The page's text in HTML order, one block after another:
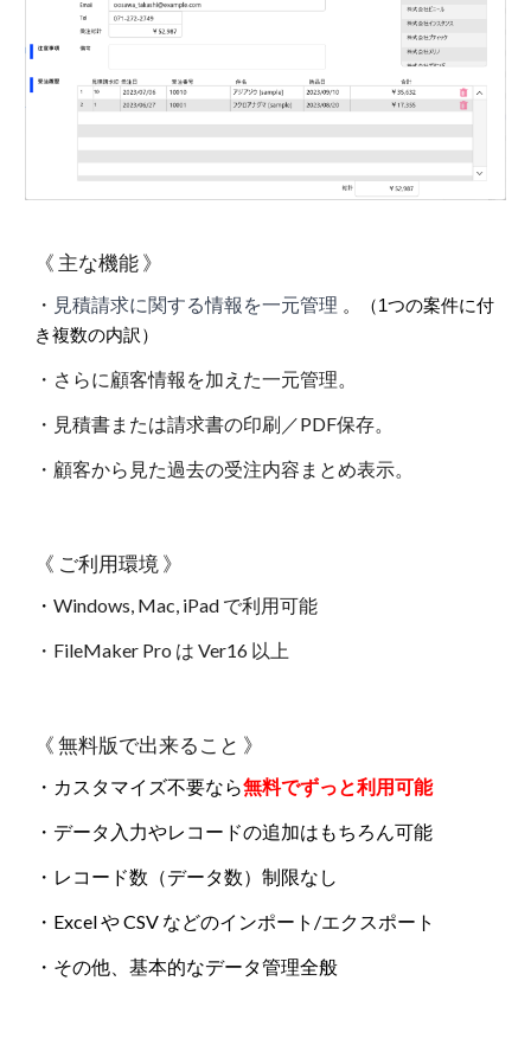
《 主な機能 》
・ 見積請求に関する情報を一元管理 。（1つの案件に付
き複数の内訳）
・さらに顧客情報を加えた一元管理。
・見積書または請求書の印刷／PDF保存。
・顧客から見た過去の受注内容まとめ表示。
《 ご利用環境 》
・Windows, Mac, iPad で利用可能
・FileMaker Pro は Ver16 以上
《 無料版で出来ること 》
・カスタマイズ不要なら無料でずっと利用可能
・データ入力やレコードの追加はもちろん可能
・ レコード数（データ数）制限なし
・Excel や CSV などのインポート/エクスポート
・その他、基本的なデータ管理全般